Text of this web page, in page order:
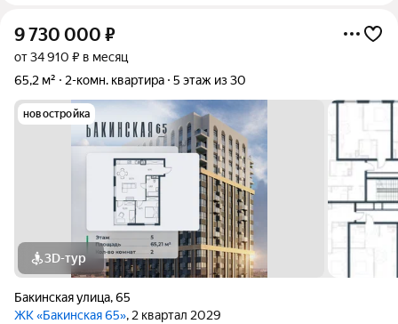
9 730 000 ₽
от 34 910 ₽ в месяц
65,2 м²
2-комн. квартира 5 этаж из 30
новостройка
3D-тур
Бакинская улица,65
ЖК «Бакинская 65», 2 квартал 2029